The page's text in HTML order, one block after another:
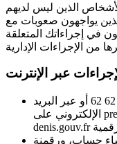
الذين ليس لديهم
يواجهون صعوبات مع
في إجراءاتك المتعلقة
عبر الإنترنت
حدد موعدًا على الرقم 01 41 60 62 62 أو عبر البريد
الإلكتروني على pref-aide-teleservices-le-raincy@seine-saint-
حساب، ورقمنة